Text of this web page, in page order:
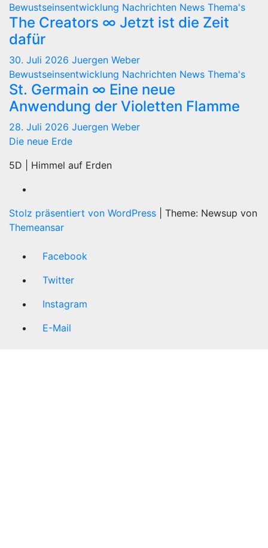
Bewustseinsentwicklung Nachrichten News Thema's
The Creators ∞ Jetzt ist die Zeit
dafür
30. Juli 2026 Juergen Weber
Bewustseinsentwicklung Nachrichten News Thema's
St. Germain ∞ Eine neue
Anwendung der Violetten Flamme
28. Juli 2026 Juergen Weber
Die neue Erde
5D | Himmel auf Erden
Stolz präsentiert von WordPress
Theme: Newsup von
Themeansar
Facebook
Twitter
Instagram
E-Mail